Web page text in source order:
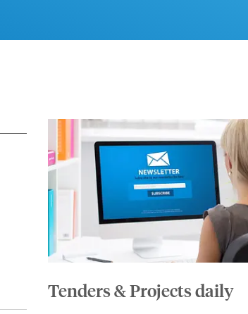
Tenders & Projects daily